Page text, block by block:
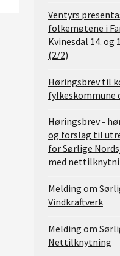
Ventyrs
folkemøtene i
Kvinesdal 14. og
(2/2)
Høringsbrev til
Høringsbrev -
og forslag til
for Sørlige
med
Melding om
Vindkraftverk
Melding om
Nettilknytning